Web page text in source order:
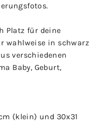
Platz für deine
wahlweise in schwarz
verschiedenen
Baby, Geburt,
(klein) und 30x31